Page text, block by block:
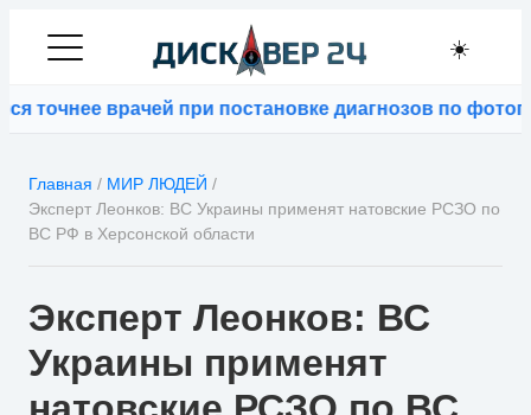
☀️
врачей при постановке диагнозов по
Главная / МИР ЛЮДЕЙ /
Эксперт Леонков: ВС Украины применят натовские РСЗО по
ВС РФ в Херсонской области
Эксперт Леонков: ВС
Украины применят